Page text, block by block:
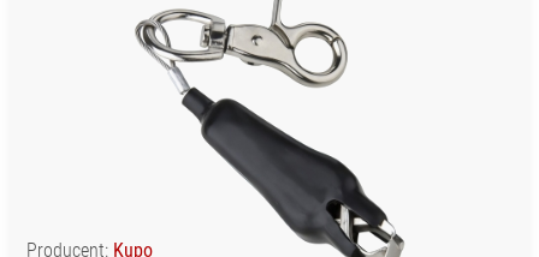
Producent: Kupo
OBIEKTYWY
FILMOWE
OBIEKTYWY
FOTOGRAFICZNE
OBIEKTYWY
KINEMATOGRAFICZNE
ODZIEŻ
FOTOGRAFA I